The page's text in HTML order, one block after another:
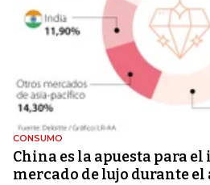
CONSUMO
China es la apuesta para
mercado de lujo durante el